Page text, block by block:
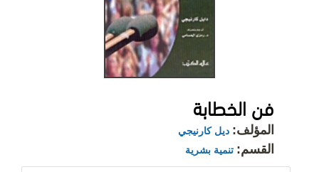
فن الخطابة
المؤلف: ديل كارنيجي
القسم: تنمية بشرية